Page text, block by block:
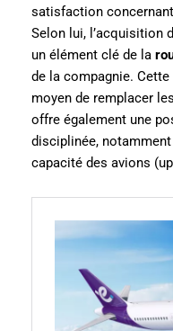
satisfaction
Selon lui, l’acquisition
un élément clé de la
de la compagnie.
moyen de remplacer
offre également une
disciplinée,
capacité des avions